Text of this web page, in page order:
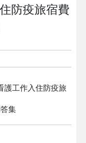
防疫旅宿費
護工作入住防疫旅
集